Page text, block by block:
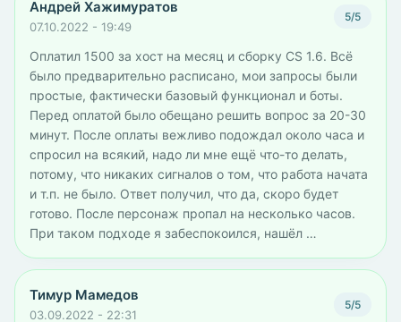
Андрей Хажимуратов
07.10.2022 - 19:49
5/5
Оплатил 1500 за хост на месяц и сборку CS 1.6. Всё
было предварительно расписано, мои запросы были
простые, фактически базовый функционал и боты.
Перед оплатой было обещано решить вопрос за 20-30
минут. После оплаты вежливо подождал около часа и
спросил на всякий, надо ли мне ещё что-то делать,
потому, что никаких сигналов о том, что работа начата
и т.п. не было. Ответ получил, что да, скоро будет
готово. После персонаж пропал на несколько часов.
При таком подходе я забеспокоился, нашёл …
Тимур Мамедов
03.09.2022 - 22:31
5/5